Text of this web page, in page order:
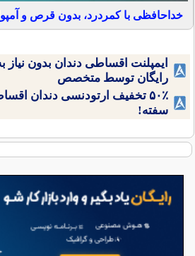
خداحافظی با کمردرد، بدون قرص و
ایمپلنت اقساطی دندان بدون
رایگان توسط متخصص
۵۰٪ تخفیف ارتودنسی دندان
سفته!